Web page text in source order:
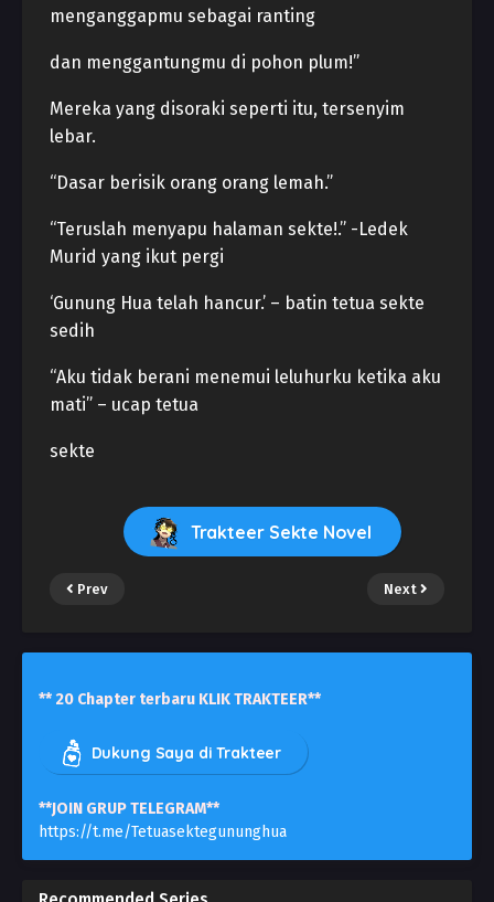
menganggapmu sebagai ranting
dan menggantungmu di pohon plum!”
Mereka yang disoraki seperti itu, tersenyim
lebar.
“Dasar berisik orang orang lemah.”
“Teruslah menyapu halaman sekte!.” -Ledek
Murid yang ikut pergi
‘Gunung Hua telah hancur.’ – batin tetua sekte
sedih
“Aku tidak berani menemui leluhurku ketika aku
mati” – ucap tetua
sekte
Trakteer Sekte Novel
Prev Next
** 20 Chapter terbaru KLIK TRAKTEER**
Dukung Saya di Trakteer
**JOIN GRUP TELEGRAM**
https://t.me/Tetuasektegununghua